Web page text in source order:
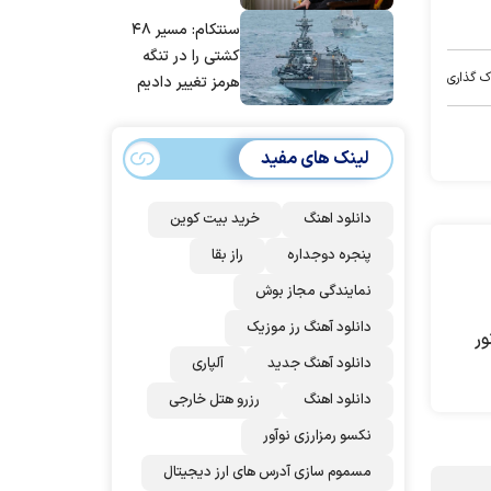
گذاری
مردم ایران استسنتکام: مسیر ۴۸
کشتی را در تنگه
هرمز تغییر دادیم
لینک های مفید
دانلود اهنگ
خرید بیت کوین
پنجره دوجداره
راز بقا
نمایندگی مجاز بوش
دانلود آهنگ رز‌ موزیک
دانلود آهنگ جدید
آلپاری
دانلود اهنگ
رزرو هتل خارجی
نکسو رمزارزی نوآور
مسموم سازی آدرس های ارز دیجیتال